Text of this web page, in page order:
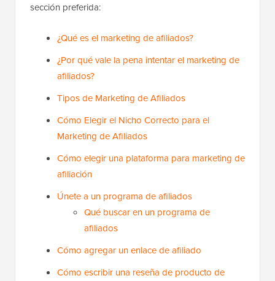
sección preferida:
¿Qué es el marketing de afiliados?
¿Por qué vale la pena intentar el marketing de
afiliados?
Tipos de Marketing de Afiliados
Cómo Elegir el Nicho Correcto para el
Marketing de Afiliados
Cómo elegir una plataforma para marketing de
afiliación
Únete a un programa de afiliados
Qué buscar en un programa de
afiliados
Cómo agregar un enlace de afiliado
Cómo escribir una reseña de producto de